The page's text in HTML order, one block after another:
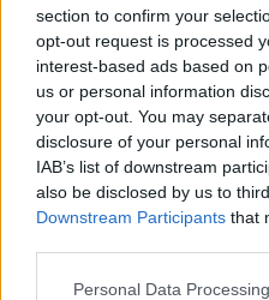
section to confirm your
opt-out request is processed
interest-based ads based on
us or personal information
your opt-out. You may
disclosure of your personal
IAB’s list of downstream
also be disclosed by us to
Downstream Participants that
Personal Data
Zjarri në Krujë/ Erion
Braçe kundërshton
kritikat: Asnjë person apo
banesë nuk u dëmtua,
cinizëm të thuash se 4.2